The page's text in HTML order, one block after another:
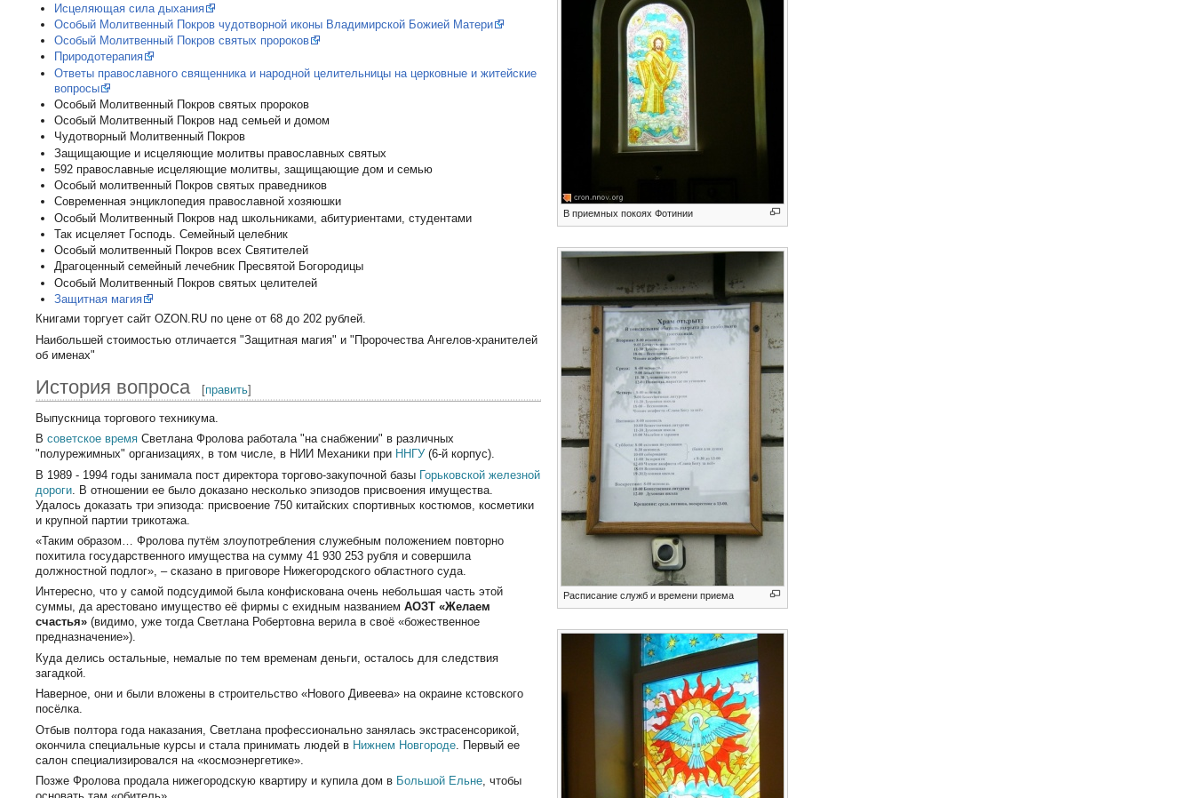
В приемных покоях Фотинии
Расписание служб и времени приема
Исцеляющая сила дыхания
Особый Молитвенный Покров чудотворной иконы Владимирской Божией Матери
Особый Молитвенный Покров святых пророков
Природотерапия
Ответы православного священника и народной целительницы на церковные и житейские
вопросы
Особый Молитвенный Покров святых пророков
Особый Молитвенный Покров над семьей и домом
Чудотворный Молитвенный Покров
Защищающие и исцеляющие молитвы православных святых
592 православные исцеляющие молитвы, защищающие дом и семью
Особый молитвенный Покров святых праведников
Современная энциклопедия православной хозяюшки
Особый Молитвенный Покров над школьниками, абитуриентами, студентами
Так исцеляет Господь. Семейный целебник
Особый молитвенный Покров всех Святителей
Драгоценный семейный лечебник Пресвятой Богородицы
Особый Молитвенный Покров святых целителей
Защитная магия
Книгами торгует сайт OZON.RU по цене от 68 до 202 рублей.
Наибольшей стоимостью отличается "Защитная магия" и "Пророчества Ангелов-хранителей
об именах"
История вопроса [править]
Выпускница торгового техникума.
Всоветское время Светлана Фролова работала "на снабжении" в различных
"полурежимных" организациях, в том числе, в НИИ Механики при ННГУ(6-й корпус).
В 1989 - 1994 годы занимала пост директора торгово-закупочной базы Горьковской железной
дороги . В отношении ее было доказано несколько эпизодов присвоения имущества.
Удалось доказать три эпизода: присвоение 750 китайских спортивных костюмов, косметики
и крупной партии трикотажа.
«Таким образом… Фролова путём злоупотребления служебным положением повторно
похитила государственного имущества на сумму 41 930 253 рубля и совершила
должностной подлог», – сказано в приговоре Нижегородского областного суда.
Интересно, что у самой подсудимой была конфискована очень небольшая часть этой
суммы, да арестовано имущество её фирмы с ехидным названиемАОЗТ «Желаем
счастья» (видимо, уже тогда Светлана Робертовна верила в своё «божественное
предназначение»).
Куда делись остальные, немалые по тем временам деньги, осталось для следствия
загадкой.
Наверное, они и были вложены в строительство «Нового Дивеева» на окраине кстовского
посёлка.
Отбыв полтора года наказания, Светлана профессионально занялась экстрасенсорикой,
окончила специальные курсы и стала принимать людей в Нижнем Новгороде . Первый ее
салон специализировался на «космоэнергетике».
Позже Фролова продала нижегородскую квартиру и купила дом в Большой Ельне , чтобы